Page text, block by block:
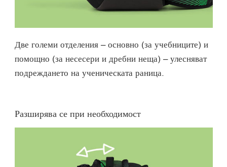
Две големи отделения – основно (за учебниците) и
помощно (за несесери и дребни неща) – улесняват
подреждането на ученическата раница.
Разширява се при необходимост